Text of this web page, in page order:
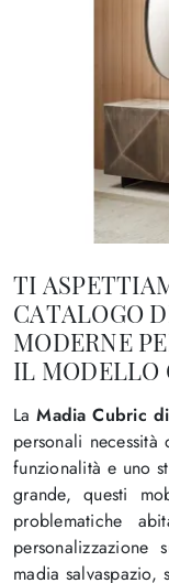
TI
CATALOGO
MODERNE
IL MODELLO
LaMadia Cubric
personali
funzionalità e uno
grande, questi
problematiche
madia